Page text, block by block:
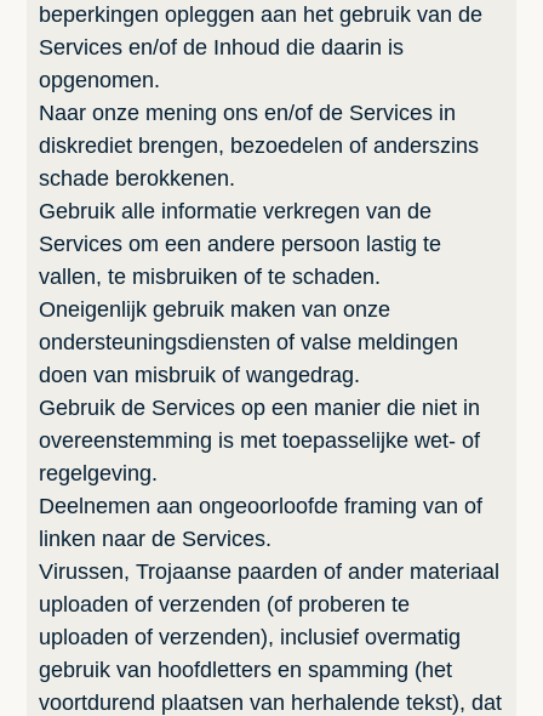
beperkingen opleggen aan het gebruik van de
Services en/of de Inhoud die daarin is
opgenomen.
Naar onze mening ons en/of de Services in
diskrediet brengen, bezoedelen of anderszins
schade berokkenen.
Gebruik alle informatie verkregen van de
Services om een andere persoon lastig te
vallen, te misbruiken of te schaden.
Oneigenlijk gebruik maken van onze
ondersteuningsdiensten of valse meldingen
doen van misbruik of wangedrag.
Gebruik de Services op een manier die niet in
overeenstemming is met toepasselijke wet- of
regelgeving.
Deelnemen aan ongeoorloofde framing van of
linken naar de Services.
Virussen, Trojaanse paarden of ander materiaal
uploaden of verzenden (of proberen te
uploaden of verzenden), inclusief overmatig
gebruik van hoofdletters en spamming (het
voortdurend plaatsen van herhalende tekst), dat